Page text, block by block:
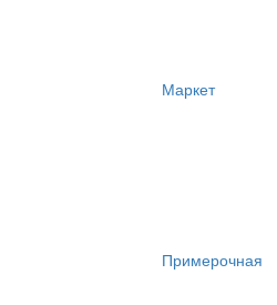
Маркет
Примерочная